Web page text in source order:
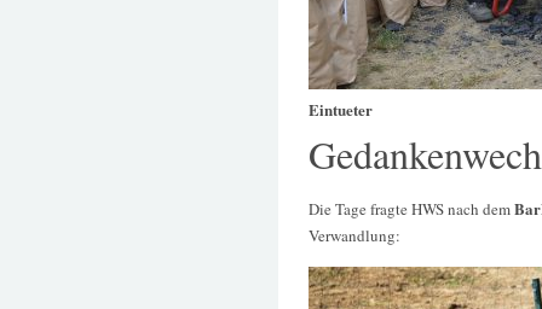
Eintueter
Die Tage fragte HWS nach dem
Verwandlung: